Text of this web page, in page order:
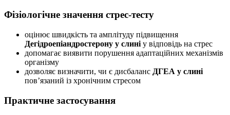
Фізіологічне значення стрес-тесту
оцінює швидкість та амплітуду підвищення
Дегідроепіандростерону у слині у відповідь на стрес
допомагає виявити порушення адаптаційних механізмів
організму
дозволяє визначити, чи є дисбаланс ДГЕА у слині
пов’язаний із хронічним стресом
Практичне застосування